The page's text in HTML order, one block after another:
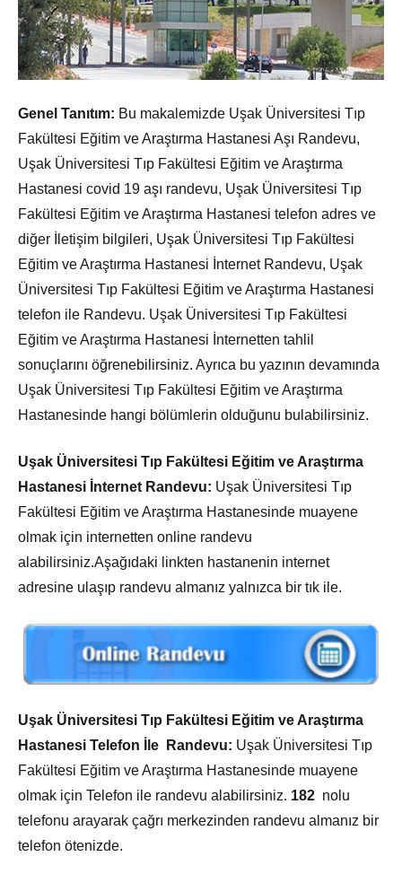
Genel Tanıtım: Bu makalemizde Uşak Üniversitesi Tıp
Fakültesi Eğitim ve Araştırma Hastanesi Aşı Randevu,
Uşak Üniversitesi Tıp Fakültesi Eğitim ve Araştırma
Hastanesi covid 19 aşı randevu, Uşak Üniversitesi Tıp
Fakültesi Eğitim ve Araştırma Hastanesi telefon adres ve
diğer İletişim bilgileri, Uşak Üniversitesi Tıp Fakültesi
Eğitim ve Araştırma Hastanesi İnternet Randevu, Uşak
Üniversitesi Tıp Fakültesi Eğitim ve Araştırma Hastanesi
telefon ile Randevu. Uşak Üniversitesi Tıp Fakültesi
Eğitim ve Araştırma Hastanesi İnternetten tahlil
sonuçlarını öğrenebilirsiniz. Ayrıca bu yazının devamında
Uşak Üniversitesi Tıp Fakültesi Eğitim ve Araştırma
Hastanesinde hangi bölümlerin olduğunu bulabilirsiniz.
Uşak Üniversitesi Tıp Fakültesi Eğitim ve Araştırma
Hastanesi İnternet Randevu: Uşak Üniversitesi Tıp
Fakültesi Eğitim ve Araştırma Hastanesinde muayene
olmak için internetten online randevu
alabilirsiniz.Aşağıdaki linkten hastanenin internet
adresine ulaşıp randevu almanız yalnızca bir tık ile.
Uşak Üniversitesi Tıp Fakültesi Eğitim ve Araştırma
Hastanesi Telefon İle Randevu: Uşak Üniversitesi Tıp
Fakültesi Eğitim ve Araştırma Hastanesinde muayene
olmak için Telefon ile randevu alabilirsiniz. 182 nolu
telefonu arayarak çağrı merkezinden randevu almanız bir
telefon ötenizde.